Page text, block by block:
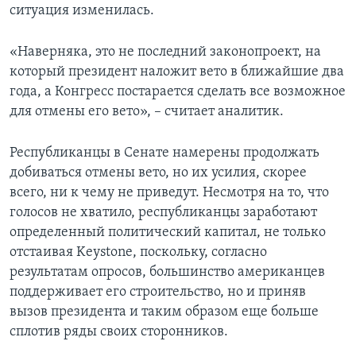
ситуация изменилась.
«Наверняка, это не последний законопроект, на
который президент наложит вето в ближайшие два
года, а Конгресс постарается сделать все возможное
для отмены его вето», – считает аналитик.
Республиканцы в Сенате намерены продолжать
добиваться отмены вето, но их усилия, скорее
всего, ни к чему не приведут. Несмотря на то, что
голосов не хватило, республиканцы заработают
определенный политический капитал, не только
отстаивая Keystone, поскольку, согласно
результатам опросов, большинство американцев
поддерживает его строительство, но и приняв
вызов президента и таким образом еще больше
сплотив ряды своих сторонников.